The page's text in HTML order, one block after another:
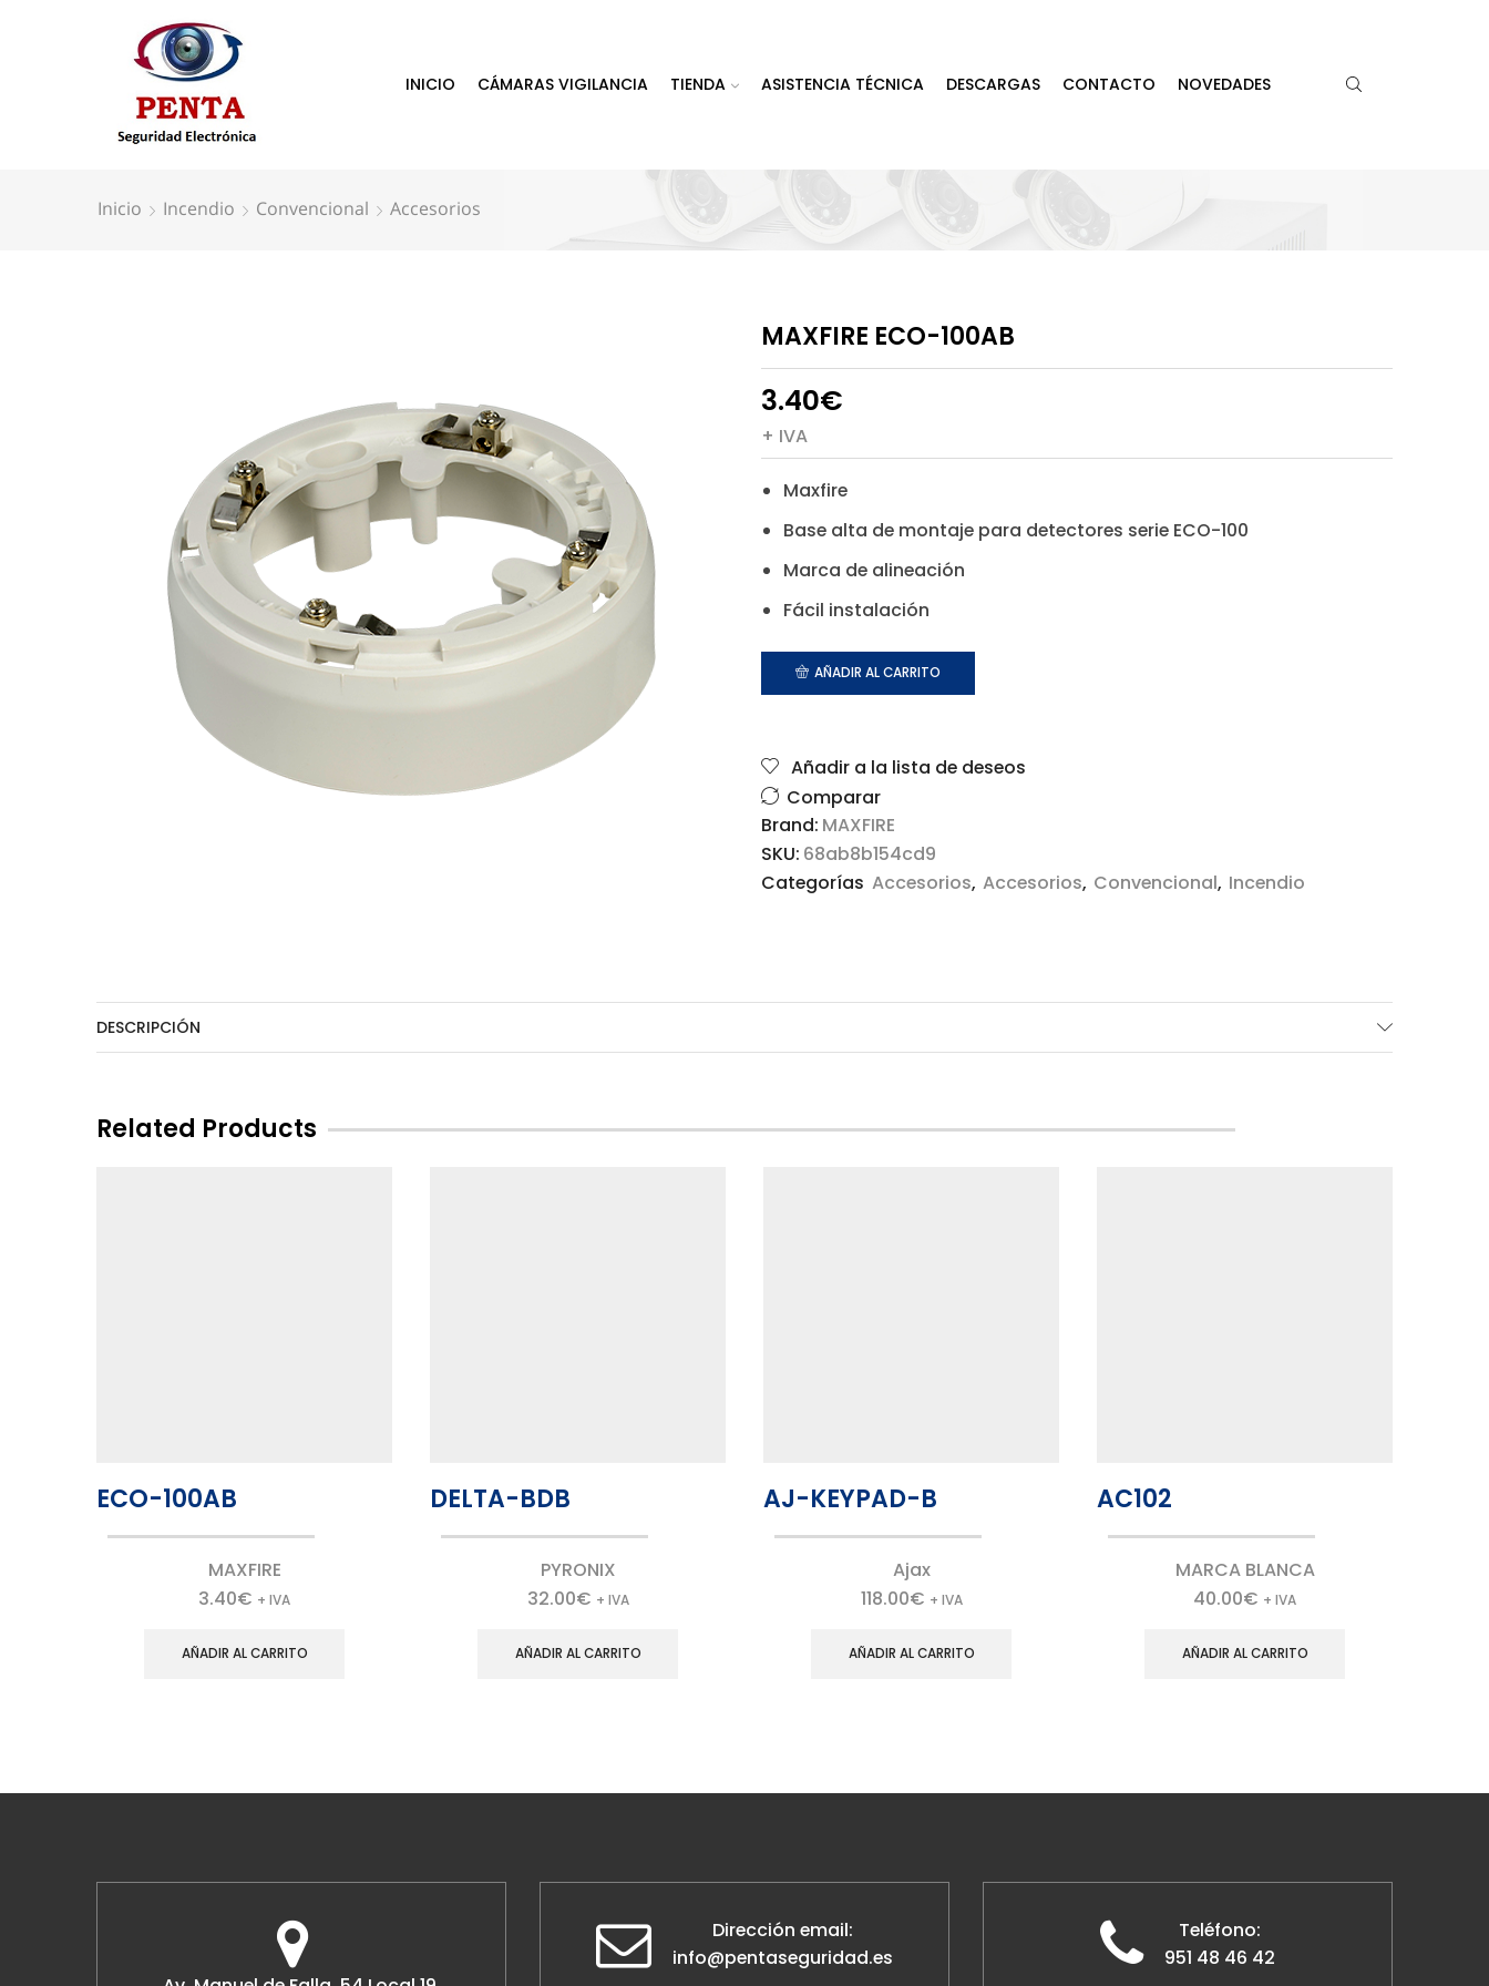
INICIO CÁMARAS VIGILANCIA TIENDA ASISTENCIA TÉCNICA DESCARGAS CONTACTO NOVEDADES
Inicio Incendio Convencional Accesorios
MAXFIRE ECO-100AB
3.40€
+ IVA
Maxfire
Base alta de montaje para detectores serie ECO-100
Marca de alineación
Fácil instalación
AÑADIR AL CARRITO
Añadir a la lista de deseos
Comparar
Brand: MAXFIRE
SKU: 68ab8b154cd9
Categorías Accesorios, Accesorios, Convencional, Incendio
DESCRIPCIÓN
Related Products
ECO-100AB
MAXFIRE
3.40€ + IVA
AÑADIR AL CARRITO
DELTA-BDB
PYRONIX
32.00€ + IVA
AÑADIR AL CARRITO
AJ-KEYPAD-B
Ajax
118.00€ + IVA
AÑADIR AL CARRITO
AC102
MARCA BLANCA
40.00€ + IVA
AÑADIR AL CARRITO
Dirección email:
info@pentaseguridad.es
Teléfono:
951 48 46 42